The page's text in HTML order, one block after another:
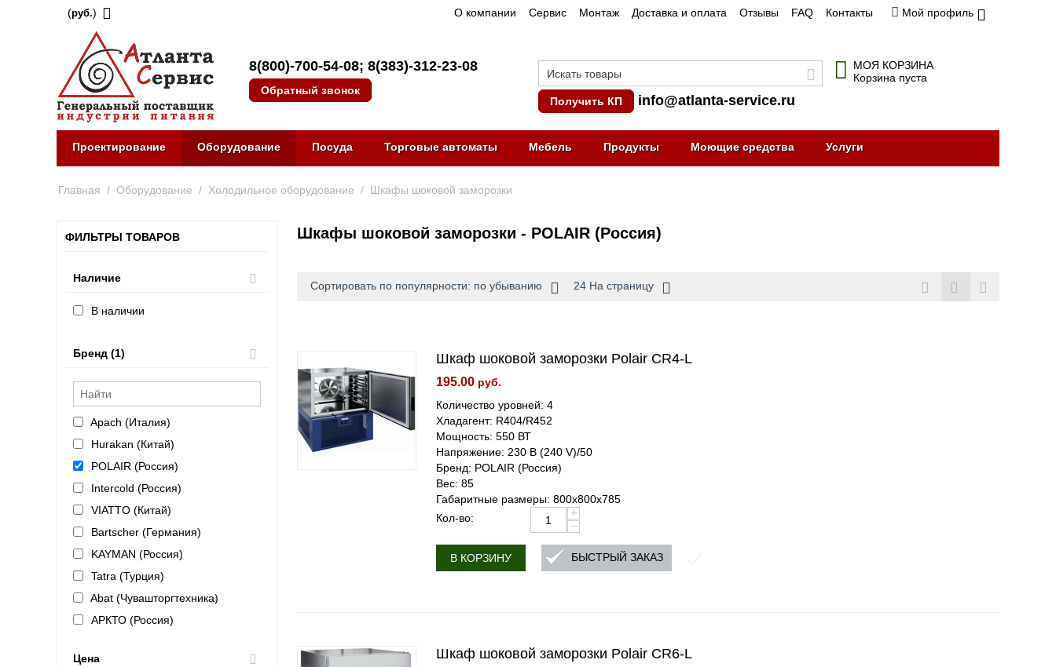
(руб.) О компании Сервис Монтаж Доставка и оплата Отзывы FAQ Контакты Мой профиль
8(800)-700-54-08; 8(383)-312-23-08
Обратный звонок
Получить КП
info@atlanta-service.ru
МОЯ КОРЗИНА
Корзина пуста
Проектирование Оборудование Посуда Торговые автоматы Мебель Продукты Моющие средства Услуги
Главная / Оборудование / Холодильное оборудование / Шкафы шоковой заморозки
ФИЛЬТРЫ ТОВАРОВ
Наличие
В наличии
Бренд (1)
Apach (Италия)
Hurakan (Китай)
POLAIR (Россия)
Intercold (Россия)
VIATTO (Китай)
Bartscher (Германия)
KAYMAN (Россия)
Tatra (Турция)
Abat (Чувашторгтехника)
АРКТО (Россия)
Electrolux (Италия)
Цена
Шкафы шоковой заморозки - POLAIR (Россия)
Сортировать по популярности: по убыванию 24 На страницу
Шкаф шоковой заморозки Polair CR4-L
195.00 руб.
Количество уровней: 4
Хладагент: R404/R452
Мощность: 550 ВТ
Напряжение: 230 В (240 V)/50
Бренд: POLAIR (Россия)
Вес: 85
Габаритные размеры: 800x800x785
Кол-во:
+
−
В КОРЗИНУ БЫСТРЫЙ ЗАКАЗ
Шкаф шоковой заморозки Polair CR6-L